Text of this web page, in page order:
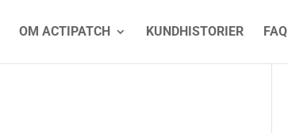
OM ACTIPATCH KUNDHISTORIER FAQ